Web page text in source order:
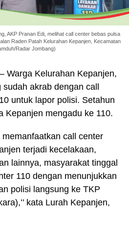
AKP Pranan Edi, melihat call center bebas pulsa
Raden Patah Kelurahan Kepanjen, Kecamatan
Radar Jombang)
– Warga Kelurahan Kepanjen,
akrab dengan call
untuk lapor polisi. Setahun
Kepanjen mengadu ke 110.
memanfaatkan call center
terjadi kecelakaan,
lainnya, masyarakat tinggal
110 dengan menunjukkan
polisi langsung ke TKP
kata Lurah Kepanjen,